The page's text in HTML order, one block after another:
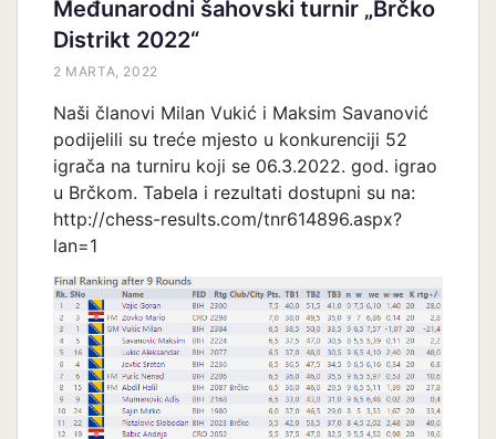
Međunarodni šahovski turnir „Brčko
Distrikt 2022“
2 MARTA, 2022
Naši članovi Milan Vukić i Maksim Savanović
podijelili su treće mjesto u konkurenciji 52
igrača na turniru koji se 06.3.2022. god. igrao
u Brčkom. Tabela i rezultati dostupni su na:
http://chess-results.com/tnr614896.aspx?
lan=1